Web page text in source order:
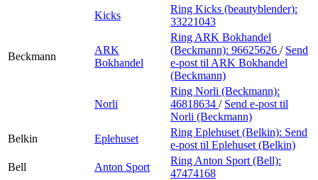
Kicks
Ring Kicks (beautyblender):
33221043
Beckmann
ARK
Bokhandel
Ring ARK Bokhandel
(Beckmann): 96625626 / Send
e-post til ARK Bokhandel
(Beckmann)
Norli
Ring Norli (Beckmann):
46818634 / Send e-post til
Norli (Beckmann)
Belkin
Eplehuset
Ring Eplehuset (Belkin): Send
e-post til Eplehuset (Belkin)
Bell
Anton Sport
Ring Anton Sport (Bell):
47474168